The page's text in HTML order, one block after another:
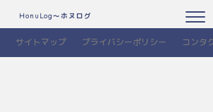
HonuLog～ホヌログ
サイトマップ プライバシーポリシー コンタ